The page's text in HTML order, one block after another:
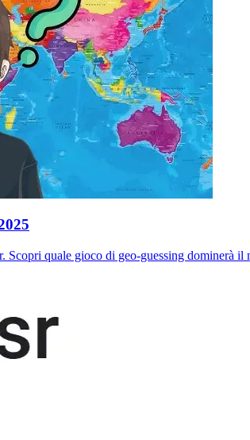
Scopri quale gioco di geo-guessing dominerà